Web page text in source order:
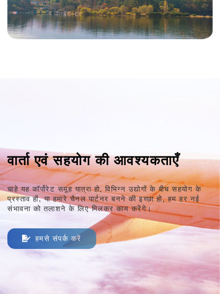
वार्ता एवं सहयोग की आवश्यकताएँ
चाहे यह कॉर्पोरेट समूह यात्रा हो, विभिन्न उद्योगों के बीच सहयोग के
प्रस्ताव हों,या हमारे चैनल पार्टनर बनने की इच्छा हो,हम हर नई
संभावना को तलाशने के लिए मिलकर काम करेंगे।
हमसे संपर्क करें